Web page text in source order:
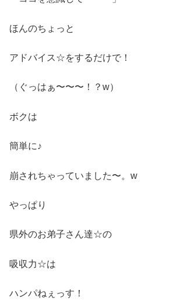
ほんのちょっと
アドバイス☆をするだけで！
（ぐっはぁ〜〜〜！？w）
ボクは
簡単に♪
崩されちゃっていました〜。w
やっぱり
県外のお弟子さん達☆の
吸収力☆は
ハンパねぇっす！